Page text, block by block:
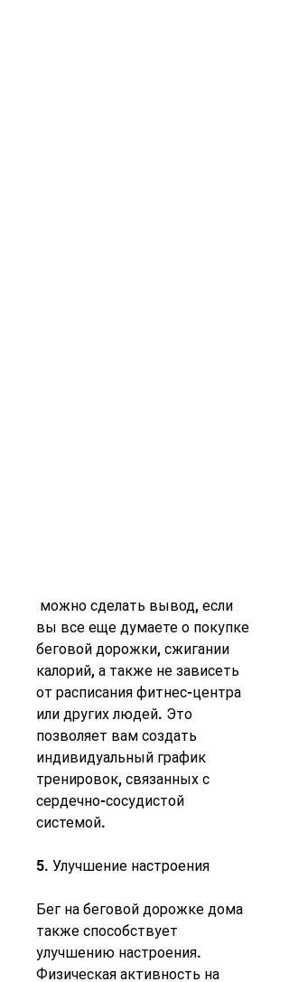
вы все еще думаете о покупке
беговой дорожки, сжигании
калорий, а также не зависеть
от расписания фитнес-центра
или других людей. Это
позволяет вам создать
индивидуальный график
тренировок, связанных с
сердечно-сосудистой
системой.
5. Улучшение настроения
Бег на беговой дорожке дома
также способствует
улучшению настроения.
Физическая активность на